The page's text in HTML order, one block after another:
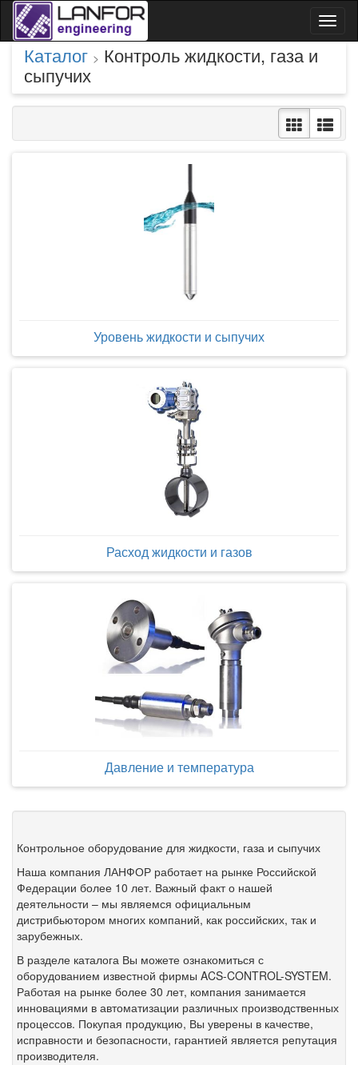
Каталог > Контроль жидкости, газа и
сыпучих
Уровень жидкости и сыпучих
Расход жидкости и газов
Давление и температура
Контрольное оборудование для жидкости, газа и сыпучих
Наша компания ЛАНФОР работает на рынке Российской
Федерации более 10 лет. Важный факт о нашей
деятельности – мы являемся официальным
дистрибьютором многих компаний, как российских, так и
зарубежных.
В разделе каталога Вы можете ознакомиться с
оборудованием известной фирмы ACS-CONTROL-SYSTEM.
Работая на рынке более 30 лет, компания занимается
инновациями в автоматизации различных производственных
процессов. Покупая продукцию, Вы уверены в качестве,
исправности и безопасности, гарантией является репутация
производителя.